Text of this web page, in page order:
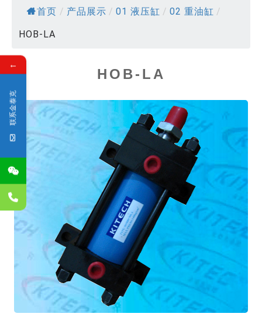
首页 / 产品展示 / 01 液压缸 / 02 重油缸 /
HOB-LA
HOB-LA
←
联系金泰克